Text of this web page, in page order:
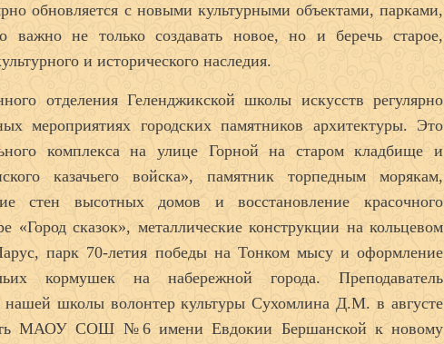
обновляется с новыми культурными объектами, парками,
важно не только создавать новое, но и беречь старое,
и исторического наследия.
отделения Геленджикской школы искусств регулярно
мероприятиях городских памятников архитектуры. Это
комплекса на улице Горной
на старом кладбище
и
казачьего войска», памятник торпедным морякам,
стен высотных домов и восстановление красочного
«Город сказок», металлические конструкции на кольцевом
парк 70-летия победы на Тонком мысу и оформление
кормушек на набережной города. Преподаватель
нашей школы волонтер культуры Сухомлина Д.М. в августе
МАОУ СОШ №6 имени Евдокии Бершанской к новому